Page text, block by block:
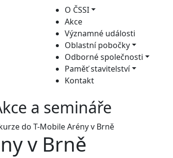
O ČSSI
Akce
Významné události
Oblastní pobočky
Odborné společnosti
Paměť stavitelství
Kontakt
a semináře
do T-Mobile Arény v Brně
v Brně